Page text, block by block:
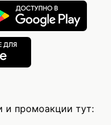
и промоакции тут: